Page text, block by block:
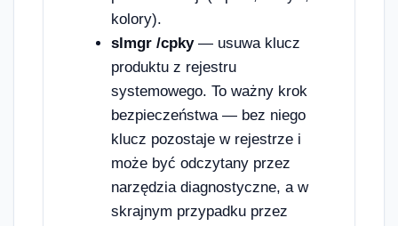
kolory).
slmgr /cpky— usuwa klucz
produktu z rejestru
systemowego. To ważny krok
bezpieczeństwa — bez niego
klucz pozostaje w rejestrze i
może być odczytany przez
narzędzia diagnostyczne, a w
skrajnym przypadku przez